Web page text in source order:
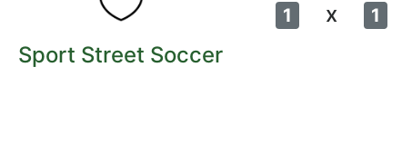
1 x 1
Sport Street Soccer